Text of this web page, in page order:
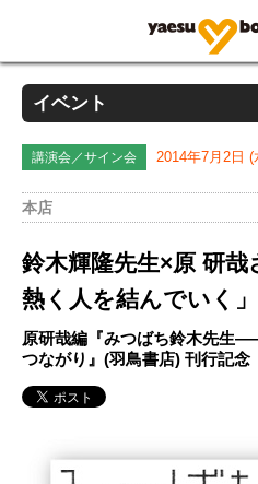
イベント
講演会／サイン会 2014年7月2日 (
本店
鈴木輝隆先生×原 研哉
熱く人を結んでいく」
原研哉編『みつばち鈴木先生
つながり』(羽鳥書店) 刊行記念